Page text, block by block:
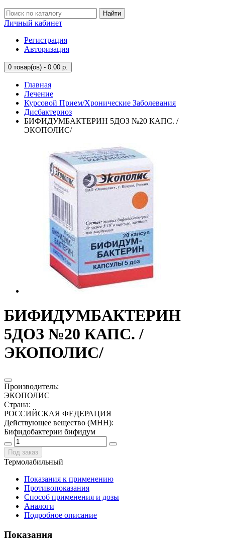
Найти
Личный кабинет
Регистрация
Авторизация
0 товар(ов) - 0.00 р.
Главная
Лечение
Курсовой Прием/Хронические Заболевания
Дисбактериоз
БИФИДУМБАКТЕРИН 5ДОЗ №20 КАПС. /
ЭКОПОЛИС/
БИФИДУМБАКТЕРИН
5ДОЗ №20 КАПС. /
ЭКОПОЛИС/
Производитель:
ЭКОПОЛИС
Страна:
РОССИЙСКАЯ ФЕДЕРАЦИЯ
Действующее вещество (МНН):
Бифидобактерии бифидум
Под заказ
Термолабильный
Показания к применению
Противопоказания
Способ применения и дозы
Аналоги
Подробное описание
Показания